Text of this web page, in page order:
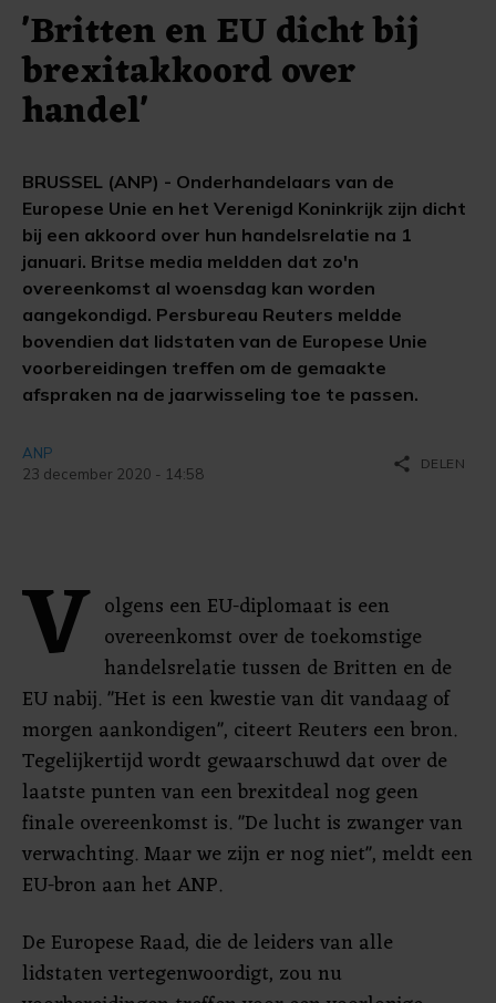
'Britten en EU dicht bij
brexitakkoord over
handel'
BRUSSEL (ANP) - Onderhandelaars van de
Europese Unie en het Verenigd Koninkrijk zijn dicht
bij een akkoord over hun handelsrelatie na 1
januari. Britse media meldden dat zo'n
overeenkomst al woensdag kan worden
aangekondigd. Persbureau Reuters meldde
bovendien dat lidstaten van de Europese Unie
voorbereidingen treffen om de gemaakte
afspraken na de jaarwisseling toe te passen.
ANP
23 december 2020 - 14:58
share DELEN
V olgens een EU-diplomaat is een
overeenkomst over de toekomstige
handelsrelatie tussen de Britten en de
EU nabij. "Het is een kwestie van dit vandaag of
morgen aankondigen", citeert Reuters een bron.
Tegelijkertijd wordt gewaarschuwd dat over de
laatste punten van een brexitdeal nog geen
finale overeenkomst is. "De lucht is zwanger van
verwachting. Maar we zijn er nog niet", meldt een
EU-bron aan het ANP.
De Europese Raad, die de leiders van alle
lidstaten vertegenwoordigt, zou nu